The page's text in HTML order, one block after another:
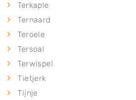
Terkaple
Ternaard
Teroele
Tersoal
Terwispel
Tietjerk
Tijnje